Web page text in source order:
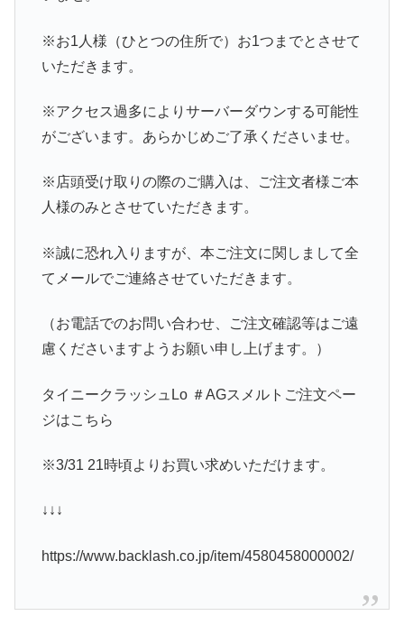
※お1人様（ひとつの住所で）お1つまでとさせて
いただきます。
※アクセス過多によりサーバーダウンする可能性
がございます。あらかじめご了承くださいませ。
※店頭受け取りの際のご購入は、ご注文者様ご本
人様のみとさせていただきます。
※誠に恐れ入りますが、本ご注文に関しまして全
てメールでご連絡させていただきます。
（お電話でのお問い合わせ、ご注文確認等はご遠
慮くださいますようお願い申し上げます。）
タイニークラッシュLo ＃AGスメルトご注文ペー
ジはこちら
※3/31 21時頃よりお買い求めいただけます。
↓↓↓
https://www.backlash.co.jp/item/4580458000002/